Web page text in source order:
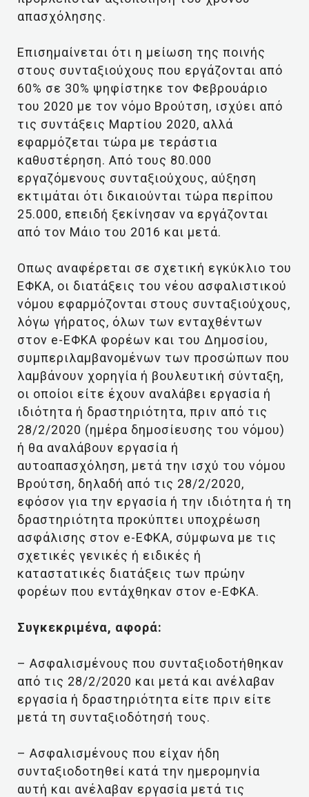
απασχόλησης.
Επισημαίνεται ότι η μείωση της ποινής
στους συνταξιούχους που εργάζονται από
60% σε 30% ψηφίστηκε τον Φεβρουάριο
του 2020 με τον νόμο Βρούτση, ισχύει από
τις συντάξεις Μαρτίου 2020, αλλά
εφαρμόζεται τώρα με τεράστια
καθυστέρηση. Από τους 80.000
εργαζόμενους συνταξιούχους, αύξηση
εκτιμάται ότι δικαιούνται τώρα περίπου
25.000, επειδή ξεκίνησαν να εργάζονται
από τον Μάιο του 2016 και μετά.
Οπως αναφέρεται σε σχετική εγκύκλιο του
ΕΦΚΑ, οι διατάξεις του νέου ασφαλιστικού
νόμου εφαρμόζονται στους συνταξιούχους,
λόγω γήρατος, όλων των ενταχθέντων
στον e-ΕΦΚΑ φορέων και του Δημοσίου,
συμπεριλαμβανομένων των προσώπων που
λαμβάνουν χορηγία ή βουλευτική σύνταξη,
οι οποίοι είτε έχουν αναλάβει εργασία ή
ιδιότητα ή δραστηριότητα, πριν από τις
28/2/2020 (ημέρα δημοσίευσης του νόμου)
ή θα αναλάβουν εργασία ή
αυτοαπασχόληση, μετά την ισχύ του νόμου
Βρούτση, δηλαδή από τις 28/2/2020,
εφόσον για την εργασία ή την ιδιότητα ή τη
δραστηριότητα προκύπτει υποχρέωση
ασφάλισης στον e-ΕΦΚΑ, σύμφωνα με τις
σχετικές γενικές ή ειδικές ή
καταστατικές διατάξεις των πρώην
φορέων που εντάχθηκαν στον e-ΕΦΚΑ.
Συγκεκριμένα, αφορά:
– Ασφαλισμένους που συνταξιοδοτήθηκαν
από τις 28/2/2020 και μετά και ανέλαβαν
εργασία ή δραστηριότητα είτε πριν είτε
μετά τη συνταξιοδότησή τους.
– Ασφαλισμένους που είχαν ήδη
συνταξιοδοτηθεί κατά την ημερομηνία
αυτή και ανέλαβαν εργασία μετά τις